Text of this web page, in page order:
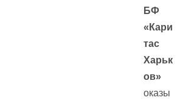
БФ
«Кари
тас
Харьк
ов»
оказы